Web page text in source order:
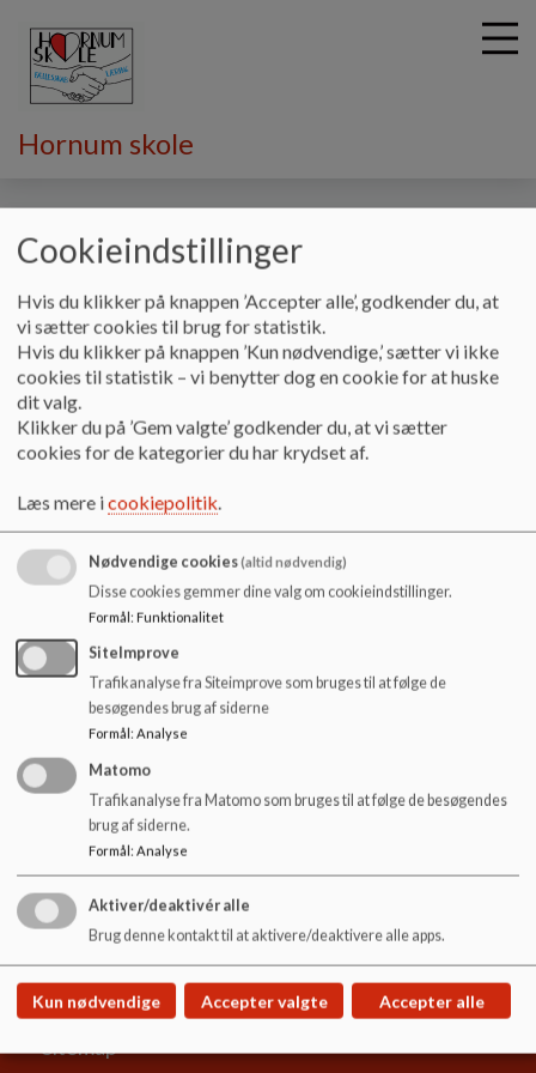
Hornum skole
Hornum modellen
I Hornum børnehave bliver der sat særligt
fokus på broen imellem børnehave og
skole. For at gøre denne bro sikker at
befærde sig på, har Hornum børnehave
skabt et tæt samarbejde med skolen, hvor
fokus har været at gøre skolen til et trygt
sted for de kommende skolebørn. Formålet
er at få børn skoleparate og klar til
indlæring. Dette samarbejde med skolen er
netop muligt i Hornums lille samfund, og
det skal man selvfølgelig drage nytte af.
Læs yderligere om Hornum modellen på
dette
Hornum skole
Kirkevej 23, 9600 Aars
hornum.skole@vesthimmerland.dk
99668830
EAN NR. 5798004128480
Sitemap
Cookieindstillinger
Hvis du klikker på knappen ’Accepter alle’, godkender du, at
vi sætter cookies til brug for statistik.
Hvis du klikker på knappen ’Kun nødvendige,’ sætter vi ikke
cookies til statistik – vi benytter dog en cookie for at huske
dit valg.
Klikker du på ’Gem valgte’ godkender du, at vi sætter
cookies for de kategorier du har krydset af.
Læs mere icookiepolitik.
Nødvendige cookies(altid nødvendig)
Disse cookies gemmer dine valg om cookieindstillinger.
Formål: Funktionalitet
SiteImprove
Trafikanalyse fra Siteimprove som bruges til at følge de
besøgendes brug af siderne
Formål : Analyse
Matomo
Trafikanalyse fra Matomo som bruges til at følge de besøgendes
brug af siderne.
Formål: Analyse
Aktiver/deaktivér alle
Brug denne kontakt til at aktivere/deaktivere alle apps.
Kun nødvendige Accepter valgte Accepter alle